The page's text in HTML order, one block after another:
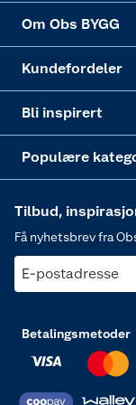
Om Obs BYGG
Kundefordeler
Bli inspirert
Populære
Tilbud,
Få nyhetsbrev fra
E-postadresse
Betalingsmetoder